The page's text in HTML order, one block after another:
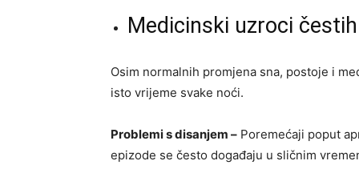
Medicinski uzroci
Osim normalnih promjena sna, postoje i
isto vrijeme svake noći.
Problemi s disanjem – Poremećaji poput
epizode se često događaju u sličnim